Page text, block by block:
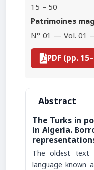
15 – 50
Patrimoines
N° 01 — Vol. 01
PDF (pp.
Abstract
The Turks in
in Algeria.
The oldest text
language known